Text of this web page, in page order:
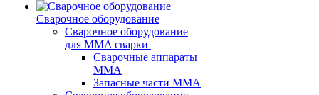
Сварочное оборудование
Сварочное оборудование
для MMA сварки
Сварочные аппараты
MMA
Запасные части MMA